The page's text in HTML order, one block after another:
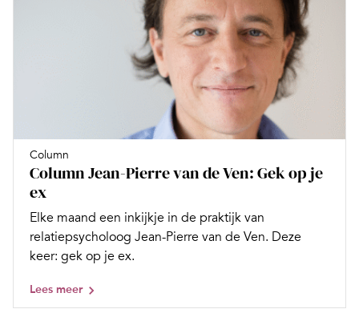
Column
Column Jean-Pierre van de Ven: Gek op je
ex
Elke maand een inkijkje in de praktijk van
relatiepsycholoog Jean-Pierre van de Ven. Deze
keer: gek op je ex.
Lees meer